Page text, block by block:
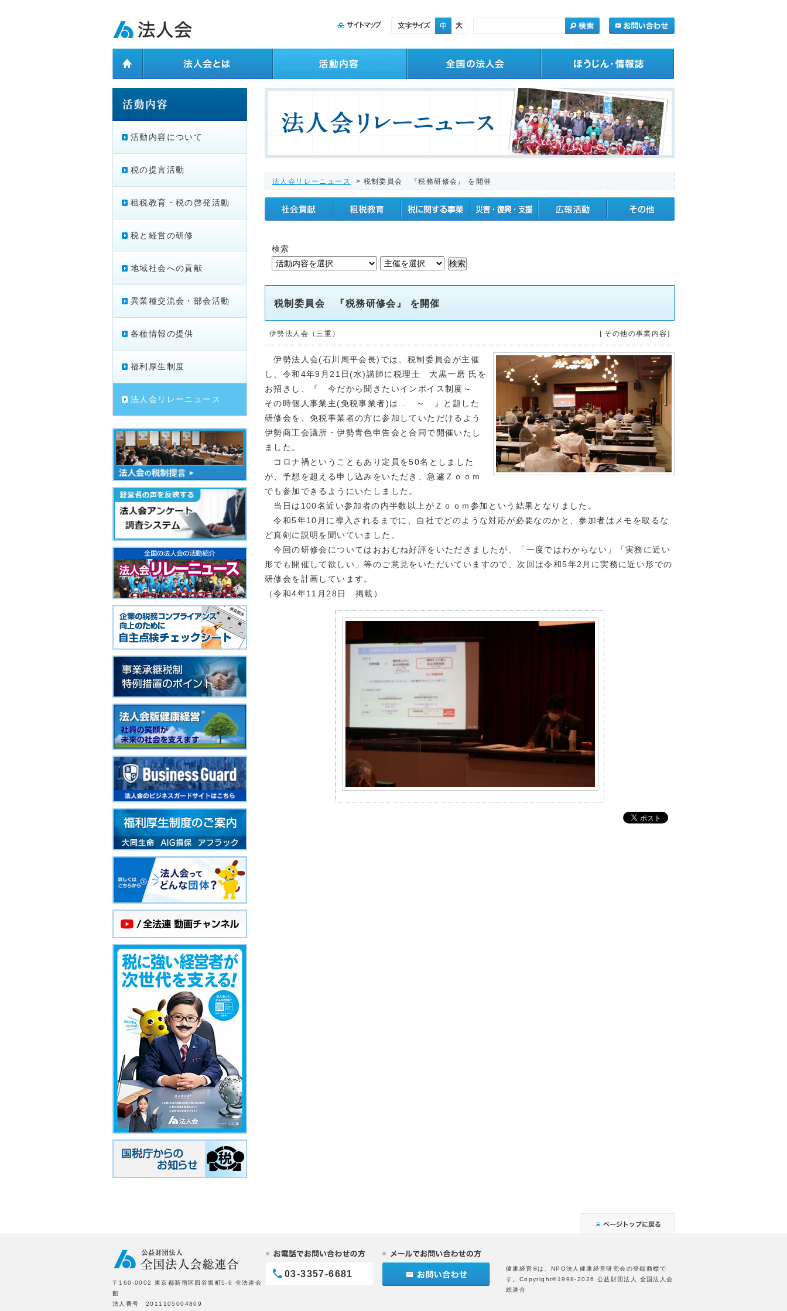
法人会リレーニュース > 税制委員会 『税務研修会』 を開催
社会貢献 租税教育 税に関する事業 震災復興支援・応援広報活動 その他
検索
税制委員会 『税務研修会』 を開催
伊勢法人会（三重） [ その他の事業内容]
伊勢法人会(石川周平会長)では、税制委員会が主催
し、令和4年9月21日(水)講師に税理士 大黒一磨 氏を
お招きし、『 今だから聞きたいインボイス制度～
その時個人事業主(免税事業者)は… ～ 』と題した
研修会を、免税事業者の方に参加していただけるよう
伊勢商工会議所・伊勢青色申告会と合同で開催いたし
ました。
コロナ禍ということもあり定員を50名としました
が、予想を超える申し込みをいただき、急遽Ｚｏｏｍ
でも参加できるようにいたしました。
当日は100名近い参加者の内半数以上がＺｏｏｍ参加という結果となりました。
令和5年10月に導入されるまでに、自社でどのような対応が必要なのかと、参加者はメモを取るな
ど真剣に説明を聞いていました。
今回の研修会についてはおおむね好評をいただきましたが、「一度ではわからない」「実務に近い
形でも開催して欲しい」等のご意見をいただいていますので、次回は令和5年2月に実務に近い形での
研修会を計画しています。
（令和4年11月28日 掲載）
活動内容について
税の提言活動
租税教育・税の啓発活動
税と経営の研修
地域社会への貢献
異業種交流会・部会活動
各種情報の提供
福利厚生制度
法人会リレーニュース
〒160-0002 東京都新宿区四谷坂町5-6 全法連会
館
法人番号 2011105004809
03-3357-6681
健康経営®は、NPO法人健康経営研究会の登録商標で
す。Copyright©1998-2026 公益財団法人 全国法人会
総連合